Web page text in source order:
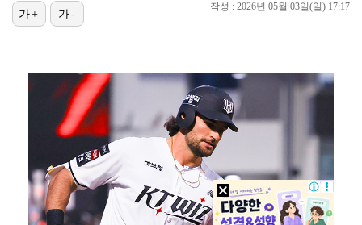
진세연, 전속계약 종료…FA 시장 나왔다 [공식]
대놓고 '심판 마사지'로 결재 받기도…최종 결재권자는 …
외신까지 퍼지고 있는 축구협회 성접대 논란…2002 한…
[ST포토] 정지효, 반가운 손인사
작성 : 2026년 05월 03일(일) 17:17
가+ 가-